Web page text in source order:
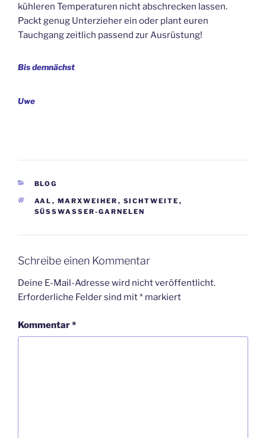
kühleren Temperaturen nicht abschrecken lassen.
Packt genug Unterzieher ein oder plant euren
Tauchgang zeitlich passend zur Ausrüstung!
Bis demnächst
Uwe
KATEGORIEN
BLOG
SCHLAGWÖRTER
AAL , MARXWEIHER , SICHTWEITE ,
SÜSSWASSER-GARNELEN
Schreibe einen Kommentar
Deine E-Mail-Adresse wird nicht veröffentlicht.
Erforderliche Felder sind mit* markiert
Kommentar*